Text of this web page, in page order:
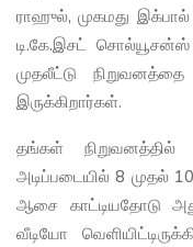
ராஹுல், முகமது இக்பால்
டி.கே.இசட் சொல்யூசன்ஸ்
முதலீட்டு
இருக்கிறார்கள்.
தங்கள் நிறுவனத்தில்
அடிப்படையில் 8 முதல்
ஆசை காட்டியதோடு
வீடியோ